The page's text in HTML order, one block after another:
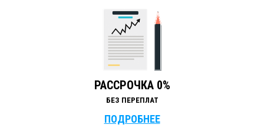
РАССРОЧКА 0%
БЕЗ ПЕРЕПЛАТ
ПОДРОБНЕЕ